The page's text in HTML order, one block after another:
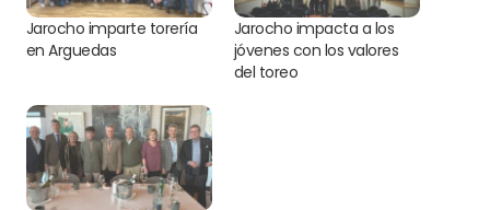
Jarocho imparte torería
en Arguedas
Jarocho impacta a los
jóvenes con los valores
del toreo